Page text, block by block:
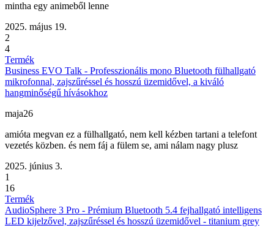
mintha egy animeből lenne
2025. május 19.
2
4
Termék
Business EVO Talk - Professzionális mono Bluetooth fülhallgató
mikrofonnal, zajszűréssel és hosszú üzemidővel, a kiváló
hangminőségű hívásokhoz
maja26
amióta megvan ez a fülhallgató, nem kell kézben tartani a telefont
vezetés közben. és nem fáj a fülem se, ami nálam nagy plusz
2025. június 3.
1
16
Termék
AudioSphere 3 Pro - Prémium Bluetooth 5.4 fejhallgató intelligens
LED kijelzővel, zajszűréssel és hosszú üzemidővel - titanium grey